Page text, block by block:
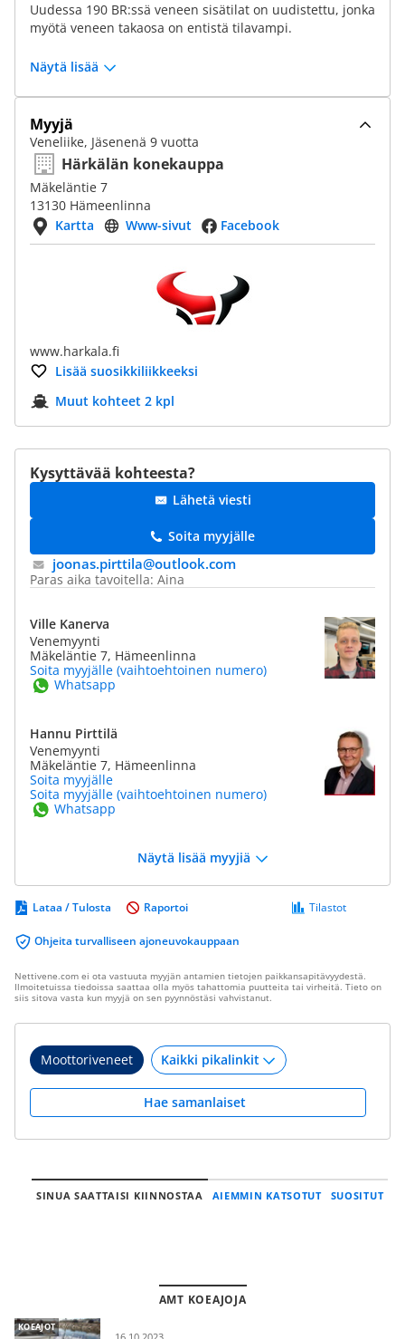
Uudessa 190 BR:ssä veneen sisätilat on uudistettu, jonka
myötä veneen takaosa on entistä tilavampi.
Näytä lisää
Myyjä
Veneliike, Jäsenenä 9 vuotta
Härkälän konekauppa
Mäkeläntie 7
13130 Hämeenlinna
Kartta
Www-sivut Facebook
www.harkala.fi
Lisää suosikkiliikkeeksi
Muut kohteet 2 kpl
Kysyttävää kohteesta?
Lähetä viesti
Soita myyjälle
joonas.pirttila@​outlook.com
Paras aika tavoitella: Aina
Ville Kanerva
Venemyynti
Mäkeläntie 7, Hämeenlinna
Soita myyjälle (vaihtoehtoinen numero)
Whatsapp
Hannu Pirttilä
Venemyynti
Mäkeläntie 7, Hämeenlinna
Soita myyjälle
Soita myyjälle (vaihtoehtoinen numero)
Whatsapp
Näytä lisää myyjiä
Lataa / Tulosta
Ohjeita turvalliseen ajoneuvokauppaan
Tilastot
Raportoi
Nettivene.com ei ota vastuuta myyjän antamien tietojen paikkansapitävyydestä.
Ilmoitetuissa tiedoissa saattaa olla myös tahattomia puutteita tai virheitä. Tieto on
siis sitova vasta kun myyjä on sen pyynnöstäsi vahvistanut.
Moottoriveneet
Hae samanlaiset
SINUA SAATTAISI KIINNOSTAA AIEMMIN KATSOTUT SUOSITUT
AMT KOEAJOJA
KOEAJOT